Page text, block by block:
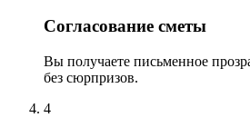
Согласование сметы
Вы получаете письменное
без сюрпризов.
4